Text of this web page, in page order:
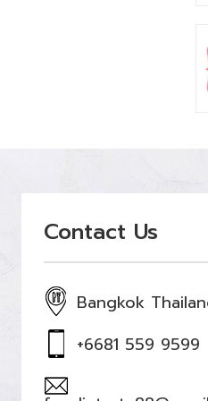
Contact Us
Bangkok
+6681 559 9599